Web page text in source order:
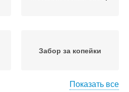
Забор за копейки
Показать все